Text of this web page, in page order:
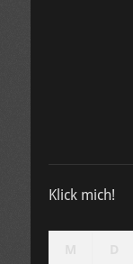
Klick mich!